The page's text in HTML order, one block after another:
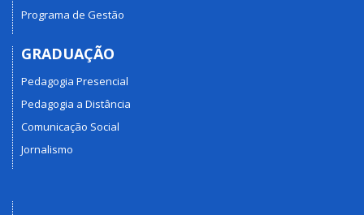
Programa de Gestão
GRADUAÇÃO
Pedagogia Presencial
Pedagogia a Distância
Comunicação Social
Jornalismo